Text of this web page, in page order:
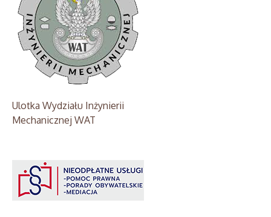
Ulotka Wydziału Inżynierii
Mechanicznej WAT